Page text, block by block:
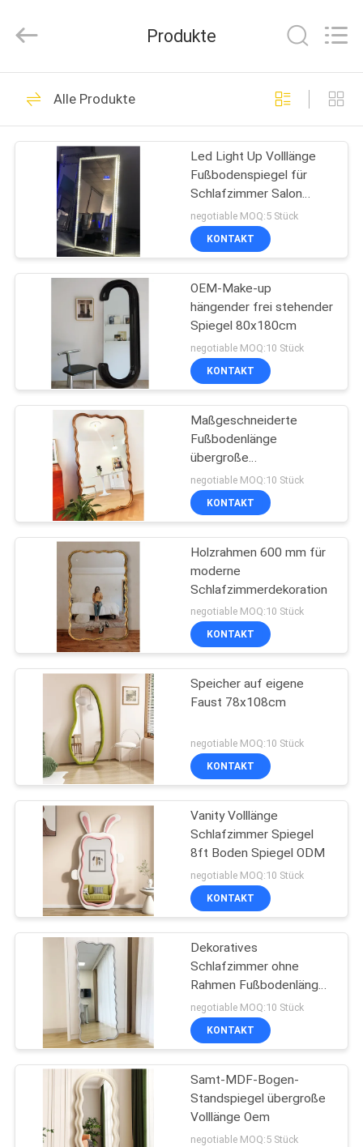
STARTSEITE
PRODUKTE
VIDEOS
SHOW
FABRIK
KONTAKT
NACHRICHTEN
FÄLLE
REFERENZEN
SITEMAP
PRIVACY
POLICY
Ltd..
Reserved.
Wohnzimmermöbel
61
Esszimmer-Möbel
21
Make-upeitelkeit
Raumkapselhaus
Schminkspiegel
27
Hollywood-Spiegel
Produkte
Alle Produkte
Led Light Up Volllänge
Fußbodenspiegel für
Schlafzimmer Salon
Eitelkeit Kristalle
negotiable MOQ:5 Stück
KONTAKT
OEM-Make-up
hängender frei stehender
Spiegel 80x180cm
negotiable MOQ:10 Stück
KONTAKT
Maßgeschneiderte
Fußbodenlänge
übergroße
Fußbodenspiegel
Holzrahmen 71x32
negotiable MOQ:10 Stück
KONTAKT
Holzrahmen 600 mm für
moderne
Schlafzimmerdekoration
negotiable MOQ:10 Stück
KONTAKT
Speicher auf eigene
Faust 78x108cm
negotiable MOQ:10 Stück
KONTAKT
Vanity Volllänge
Schlafzimmer Spiegel
8ft Boden Spiegel ODM
negotiable MOQ:10 Stück
KONTAKT
Dekoratives
Schlafzimmer ohne
Rahmen Fußbodenlänge
Spiegel Wellenförmig
negotiable MOQ:10 Stück
KONTAKT
Samt-MDF-Bogen-
Standspiegel übergroße
Volllänge Oem
negotiable MOQ:5 Stück